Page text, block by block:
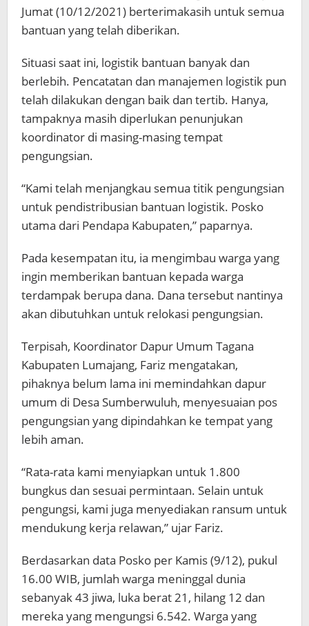
Jumat (10/12/2021) berterimakasih untuk semua
bantuan yang telah diberikan.
Situasi saat ini, logistik bantuan banyak dan
berlebih. Pencatatan dan manajemen logistik pun
telah dilakukan dengan baik dan tertib. Hanya,
tampaknya masih diperlukan penunjukan
koordinator di masing-masing tempat
pengungsian.
“Kami telah menjangkau semua titik pengungsian
untuk pendistribusian bantuan logistik. Posko
utama dari Pendapa Kabupaten,” paparnya.
Pada kesempatan itu, ia mengimbau warga yang
ingin memberikan bantuan kepada warga
terdampak berupa dana. Dana tersebut nantinya
akan dibutuhkan untuk relokasi pengungsian.
Terpisah, Koordinator Dapur Umum Tagana
Kabupaten Lumajang, Fariz mengatakan,
pihaknya belum lama ini memindahkan dapur
umum di Desa Sumberwuluh, menyesuaian pos
pengungsian yang dipindahkan ke tempat yang
lebih aman.
“Rata-rata kami menyiapkan untuk 1.800
bungkus dan sesuai permintaan. Selain untuk
pengungsi, kami juga menyediakan ransum untuk
mendukung kerja relawan,” ujar Fariz.
Berdasarkan data Posko per Kamis (9/12), pukul
16.00 WIB, jumlah warga meninggal dunia
sebanyak 43 jiwa, luka berat 21, hilang 12 dan
mereka yang mengungsi 6.542. Warga yang